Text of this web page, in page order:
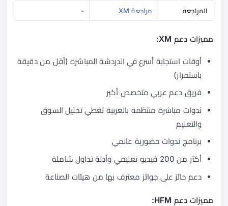
المراجعة مراجعة XM -
مميزات دعم XM:
أوقات استجابة أسرع في الدردشة المباشرة (أقل من دقيقة
باستمرار)
فريق دعم عربي متخصص أكبر
ندوات مباشرة منتظمة بالعربية تغطي تحليل السوق
والتعليم
برنامج ندوات حضورية عالمي
أكثر من 200 فيديو تعليمي وأدلة تداول شاملة
دعم حائز على جوائز معترف بها من هيئات الصناعة
مميزات دعم HFM: